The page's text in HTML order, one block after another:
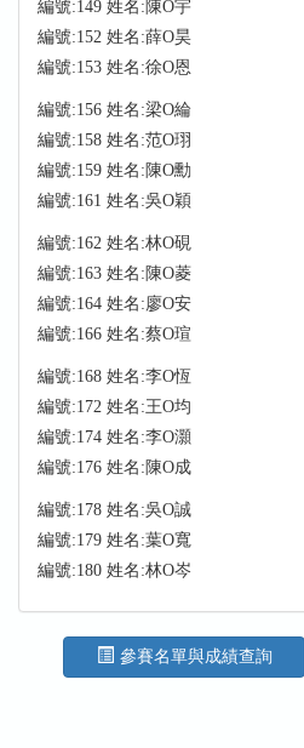
編號:149 姓名:陳O宇
編號:152 姓名:薛O昊
編號:153 姓名:徐O恩
編號:156 姓名:梁O綸
編號:158 姓名:范O珝
編號:159 姓名:陳O勳
編號:161 姓名:吳O穎
編號:162 姓名:林O硯
編號:163 姓名:陳O菱
編號:164 姓名:廖O安
編號:166 姓名:蔡O瑄
編號:168 姓名:李O恆
編號:172 姓名:王O均
編號:174 姓名:李O灝
編號:176 姓名:陳O成
編號:178 姓名:吳O誠
編號:179 姓名:葉O寬
編號:180 姓名:林O岑
參賽名單與成績查詢